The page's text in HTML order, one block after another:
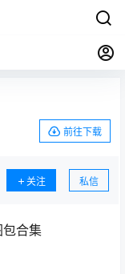
前往下载
关注 私信
合集